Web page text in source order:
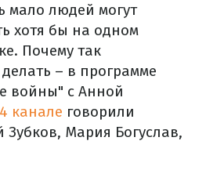
мало людей могут
хотя бы на одном
Почему так
– в программе
войны" с Анной
канале говорили
Зубков, Мария Богуслав,